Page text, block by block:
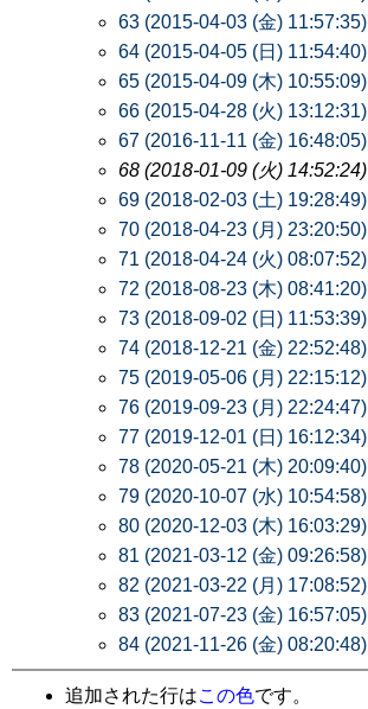
63 (2015-04-03 (金) 11:57:35)
64 (2015-04-05 (日) 11:54:40)
65 (2015-04-09 (木) 10:55:09)
66 (2015-04-28 (火) 13:12:31)
67 (2016-11-11 (金) 16:48:05)
68 (2018-01-09 (火) 14:52:24)
69 (2018-02-03 (土) 19:28:49)
70 (2018-04-23 (月) 23:20:50)
71 (2018-04-24 (火) 08:07:52)
72 (2018-08-23 (木) 08:41:20)
73 (2018-09-02 (日) 11:53:39)
74 (2018-12-21 (金) 22:52:48)
75 (2019-05-06 (月) 22:15:12)
76 (2019-09-23 (月) 22:24:47)
77 (2019-12-01 (日) 16:12:34)
78 (2020-05-21 (木) 20:09:40)
79 (2020-10-07 (水) 10:54:58)
80 (2020-12-03 (木) 16:03:29)
81 (2021-03-12 (金) 09:26:58)
82 (2021-03-22 (月) 17:08:52)
83 (2021-07-23 (金) 16:57:05)
84 (2021-11-26 (金) 08:20:48)
追加された行はこの色です。